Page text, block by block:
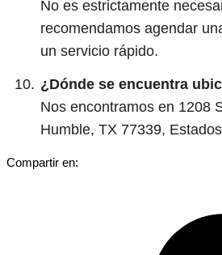
No es estrictamente
recomendamos agendar
un servicio rápido.
¿Dónde se encuentra
Nos encontramos en 1208
Humble, TX 77339,
Compartir en: